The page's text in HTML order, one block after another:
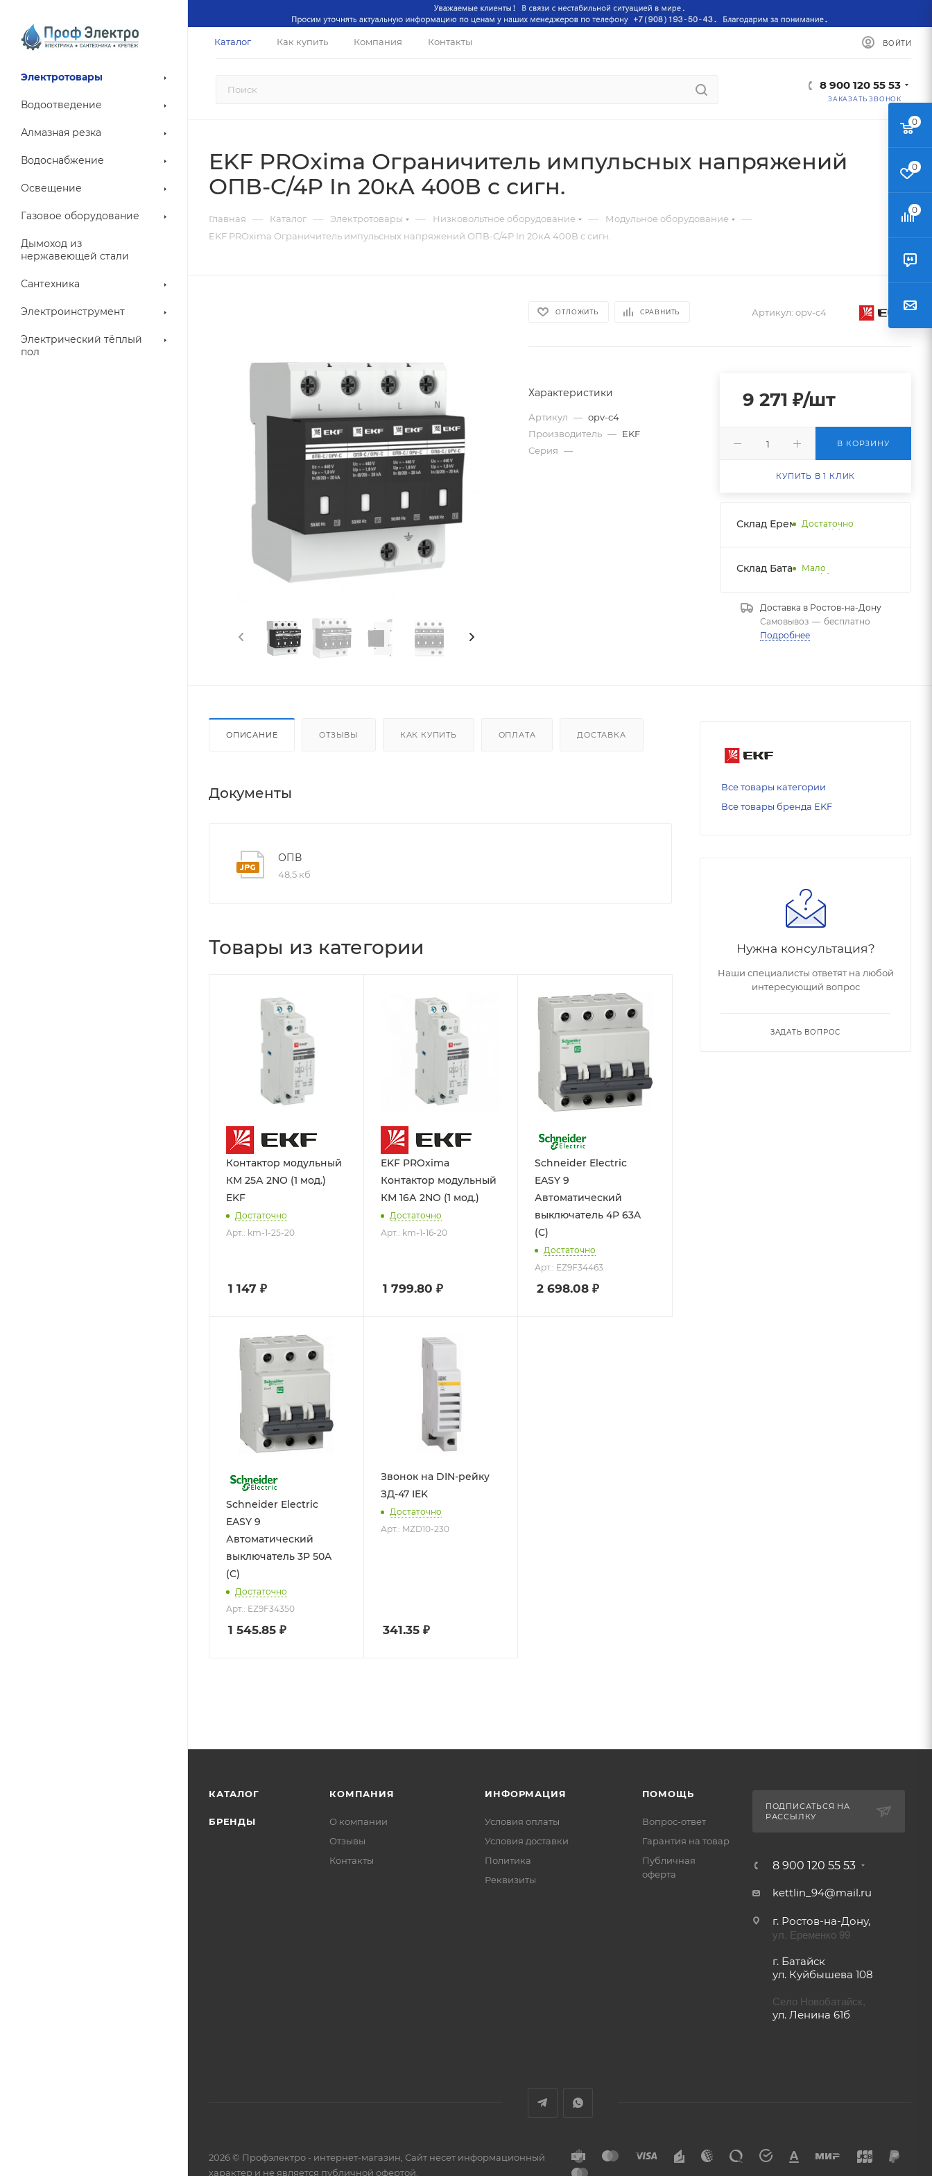
Каталог Как купить Компания Контакты ВОЙТИ
8 900 120 55 53
ЗАКАЗАТЬ ЗВОНОК
Электротовары
Водоотведение
Алмазная резка
Водоснабжение
Освещение
Газовое оборудование
Дымоход из
нержавеющей стали
Сантехника
Электроинструмент
Электрический тёплый
пол
EKF PROxima Ограничитель импульсных напряжений
ОПВ-C/4P In 20кА 400В с сигн.
Главная — Каталог — Электротовары — Низковольтное оборудование — Модульное оборудование —
EKF PROxima Ограничитель импульсных напряжений ОПВ-C/4P In 20кА 400В с сигн.
ОТЛОЖИТЬ СРАВНИТЬ Артикул: opv-c4
Характеристики
Артикул — opv-c4
Производитель — EKF
Серия —
9 271 ₽/шт
В КОРЗИНУ
КУПИТЬ В 1 КЛИК
Склад Еременко НДС
Достаточно
Склад Батайск НДС 1
Мало
Доставка в Ростов-на-Дону
Самовывоз — бесплатно
Подробнее
ОПИСАНИЕ ОТЗЫВЫ КАК КУПИТЬ ОПЛАТА ДОСТАВКА
Документы
ОПВ
48,5 кб
Товары из категории
Контактор модульный
КМ 25А 2NО (1 мод.)
EKF
Достаточно
Арт.: km-1-25-20
1 147 ₽
EKF PROxima
Контактор модульный
КМ 16А 2NО (1 мод.)
Достаточно
Арт.: km-1-16-20
1 799.80 ₽
Schneider Electric
EASY 9
Автоматический
выключатель 4P 63A
(C)
Достаточно
Арт.: EZ9F34463
2 698.08 ₽
Schneider Electric
EASY 9
Автоматический
выключатель 3P 50A
(C)
Достаточно
Арт.: EZ9F34350
1 545.85 ₽
Звонок на DIN-рейку
ЗД-47 IEK
Достаточно
Арт.: MZD10-230
341.35₽
Все товары категории
Все товары бренда EKF
Нужна консультация?
Наши специалисты ответят на любой
интересующий вопрос
ЗАДАТЬ ВОПРОС
КАТАЛОГ
БРЕНДЫ
КОМПАНИЯ
О компании
Отзывы
Контакты
ИНФОРМАЦИЯ
Условия оплаты
Условия доставки
Политика
Реквизиты
ПОМОЩЬ
Вопрос-ответ
Гарантия на товар
Публичная
оферта
ПОДПИСАТЬСЯ НА
РАССЫЛКУ
8 900 120 55 53
kettlin_94@mail.ru
г. Ростов-на-Дону,
ул. Еременко 99
г. Батайск
ул. Куйбышева 108
Село Новобатайск,
ул. Ленина 61б
2026 © Профэлектро - интернет-магазин, Сайт несет информационный
характер и не является публичной офертой.
0
0
0